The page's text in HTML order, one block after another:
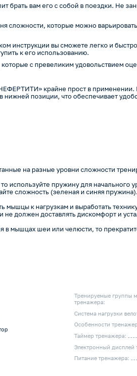
брать вам его с собой в поездки. Не
которые можно варьировать
инструкции вы сможете легко и
к его использованию.
с превеликим удовольствием
крайне прост в применении.
позиции, что обеспечивает
на разные уровни сложности
используйте пружину для начального
сложность (зеленая и синяя пружина).
мышцы к нагрузкам и выработать
должен доставлять дискомфорт и
в мышцах шеи или челюсти, то
Тренируемые группы
тренажера:
Система нагрузки
Особенности
Таймер тренажера:
Электронный дисплей
Питание тренажера: